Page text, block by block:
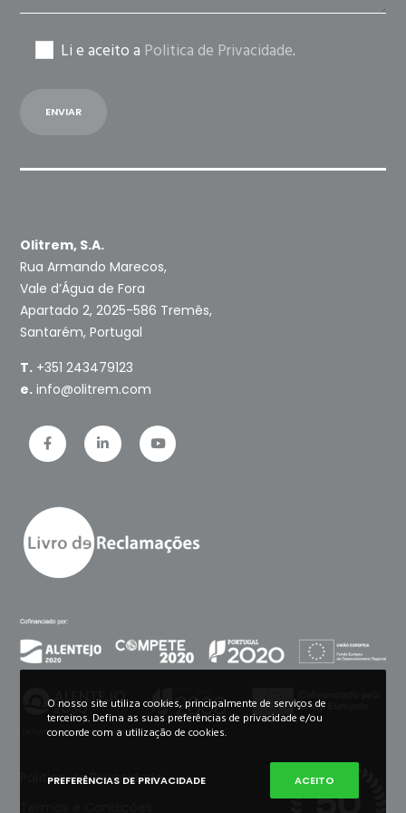
Li e aceito a Politica de Privacidade.
Olitrem, S.A.
Rua Armando Marecos,
Vale d’Água de Fora
Apartado 2, 2025-586 Tremês,
Santarém, Portugal
T. +351 243479123
e. info@olitrem.com
Política de Privacidade
O nosso site utiliza cookies, principalmente de serviços de
terceiros. Defina as suas preferências de privacidade e/ou
concorde com a utilização de cookies.
PREFERÊNCIAS DE PRIVACIDADE ACEITO